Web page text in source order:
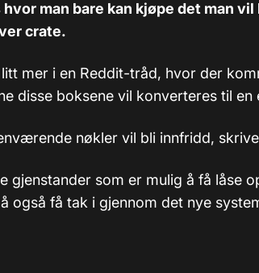
man bare kan kjøpe det man
crate.
mer i en Reddit-tråd, hvor der
disse boksene vil konverteres til
nøkler vil bli innfridd,
gjenstander som er mulig å få låse
også få tak i gjennom det nye